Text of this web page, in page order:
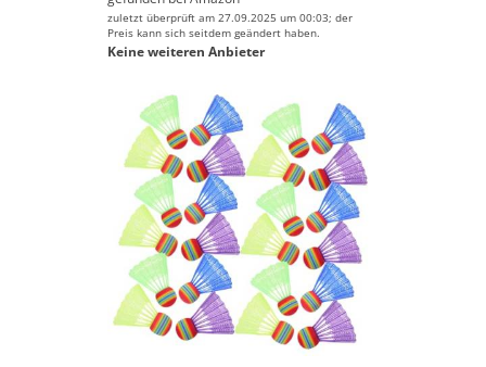
zuletzt überprüft am 27.09.2025 um 00:03; der
Preis kann sich seitdem geändert haben.
Keine weiteren Anbieter